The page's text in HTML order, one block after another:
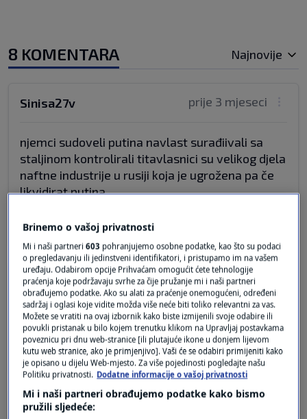
8 KOMENTARA Najnovije
prije 3 mjeseci
Sinisa27v
njemci sudoveli putina navlast surađiivali sa
staljinom kontrolirali titavlasnici su velikog djela
naftne industrije u rusiji koja je ugrožena pa če
likvidirat putina
prije 3 mjeseci
Zagorski tutlek
Promijenite mu pelenu i sve će biti u redu.
Odgovor
Mikula Mali
Brinemo o vašoj privatnosti
Mi i naši partneri603 pohranjujemo osobne podatke, kao što su podaci
o pregledavanju ili jedinstveni identifikatori, i pristupamo im na vašem
uređaju. Odabirom opcije Prihvaćam omogućit ćete tehnologije
praćenja koje podržavaju svrhe za čije pružanje mi i naši partneri
obrađujemo podatke. Ako su alati za praćenje onemogućeni, određeni
sadržaj i oglasi koje vidite možda više neće biti toliko relevantni za vas.
Možete se vratiti na ovaj izbornik kako biste izmijenili svoje odabire ili
povukli pristanak u bilo kojem trenutku klikom na Upravljaj postavkama
poveznicu pri dnu web-stranice [ili plutajuće ikone u donjem lijevom
kutu web stranice, ako je primjenjivo]. Vaši će se odabiri primijeniti kako
je opisano u dijelu Web-mjesto. Za više pojedinosti pogledajte našu
Politiku privatnosti. Dodatne informacije o vašoj privatnosti
Mi i naši partneri obrađujemo podatke kako bismo
pružili sljedeće: